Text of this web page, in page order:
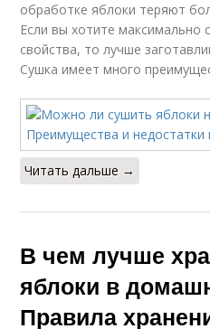
обработке яблоки теряют
Если вы хотите максимально
свойства, то лучше
Сушка имеет много
Читать дальше →
В чем лучше
яблоки в
Правила